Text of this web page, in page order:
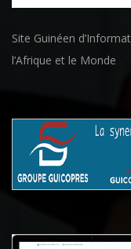
Site Guinéen
l’Afrique et le Monde